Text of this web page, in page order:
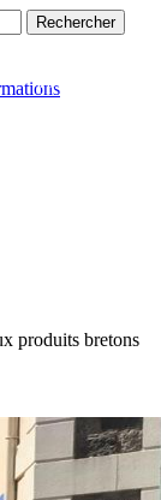
FR
produits bretons